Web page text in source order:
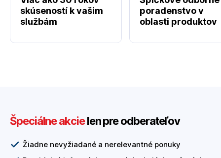
skúseností k vašim
službám
poradenstvo v
oblasti produktov
Špeciálne akcielen pre odberateľov
Žiadne nevyžiadané a nerelevantné ponuky